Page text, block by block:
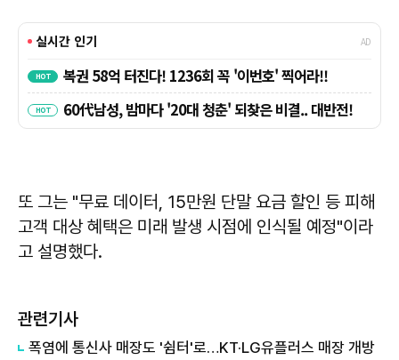
또 그는 "무료 데이터, 15만원 단말 요금 할인 등 피해
고객 대상 혜택은 미래 발생 시점에 인식될 예정"이라
고 설명했다.
관련기사
폭염에 통신사 매장도 '쉼터'로…KT·LG유플러스 매장 개방